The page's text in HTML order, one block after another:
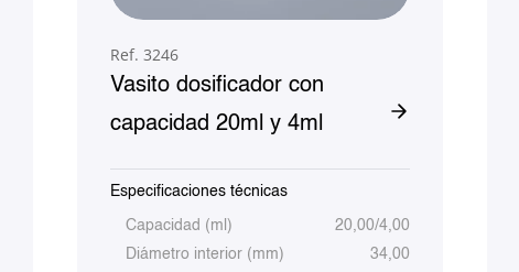
Ref. 3246
Vasito dosificador con
capacidad 20ml y 4ml
Especificaciones técnicas
Capacidad (ml)
20,00/4,00
Diámetro interior (mm)
34,00